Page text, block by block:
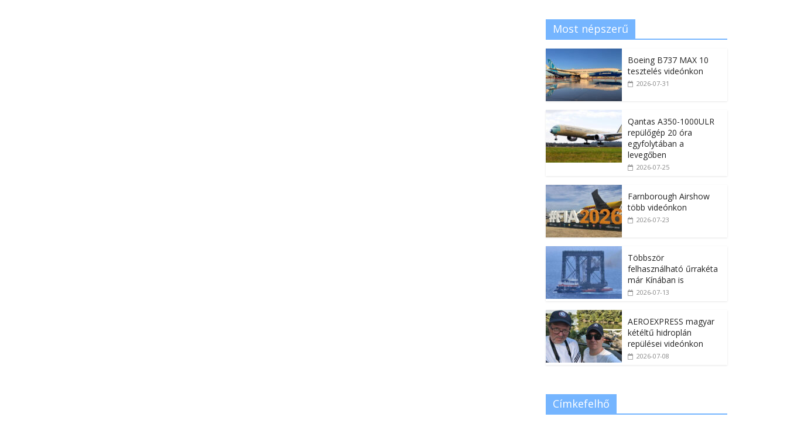
Most népszerű
Boeing B737 MAX 10
tesztelés videónkon
2026-07-31
Qantas A350-1000ULR
repülőgép 20 óra
egyfolytában a
levegőben
2026-07-25
Farnborough Airshow
több videónkon
2026-07-23
Többször
felhasználható űrrakéta
már Kínában is
2026-07-13
AEROEXPRESS magyar
kétéltű hidroplán
repülései videónkon
2026-07-08
Címkefelhő